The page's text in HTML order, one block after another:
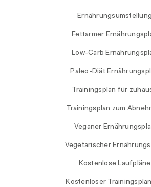
Ernährungsumstellung
Fettarmer
Low-Carb
Paleo-Diät
Trainingsplan für
Trainingsplan zum
Veganer
Vegetarischer
Kostenlose Laufpläne
Kostenloser